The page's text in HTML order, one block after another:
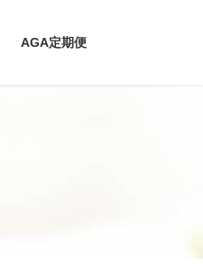
AGA定期便